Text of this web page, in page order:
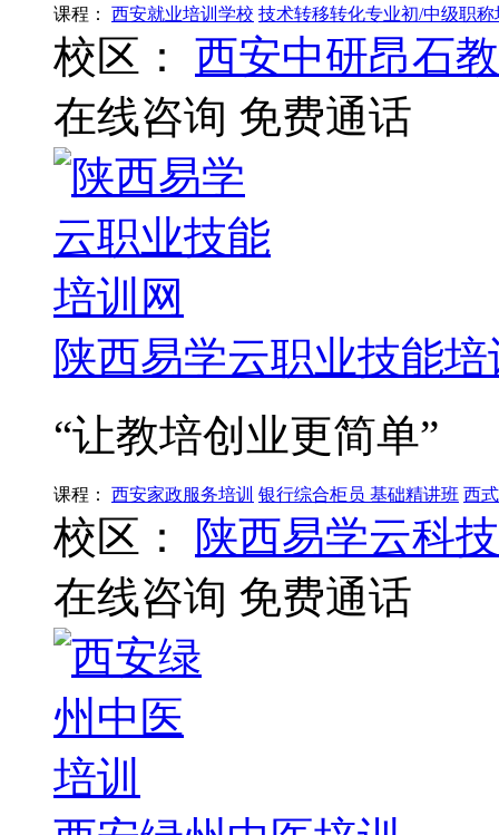
课程： 西安就业培训学校 技术转移转化专业初/中级职称
校区：
西安中研昂石
在线咨询 免费通话
陕西易学云职业技能
“让教培创业更简单”
课程： 西安家政服务培训 银行综合柜员 基础精讲班 西
校区：
陕西易学云科技
在线咨询 免费通话